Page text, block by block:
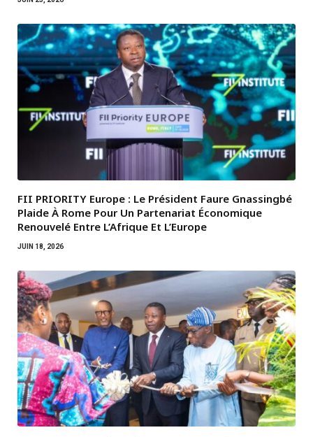
FII PRIORITY Europe : Le Président Faure Gnassingbé
Plaide À Rome Pour Un Partenariat Économique
Renouvelé Entre L’Afrique Et L’Europe
JUIN 18, 2026